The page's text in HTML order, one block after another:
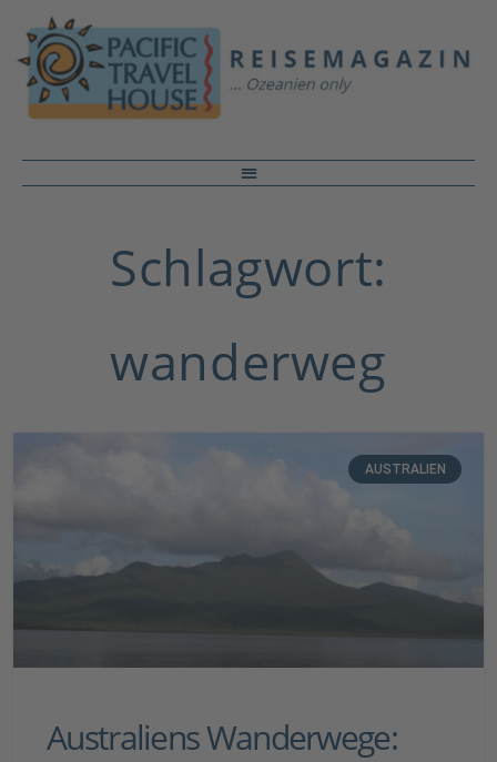
Schlagwort:
wanderweg
AUSTRALIEN
Australiens Wanderwege: